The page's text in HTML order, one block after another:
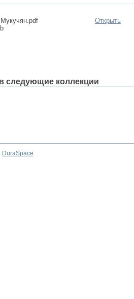
Открыть
следующие коллекции
DuraSpace